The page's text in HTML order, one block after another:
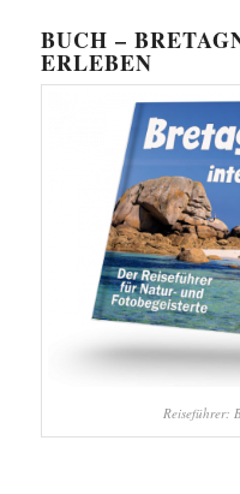
BUCH –
ERLEBEN
Reiseführer: